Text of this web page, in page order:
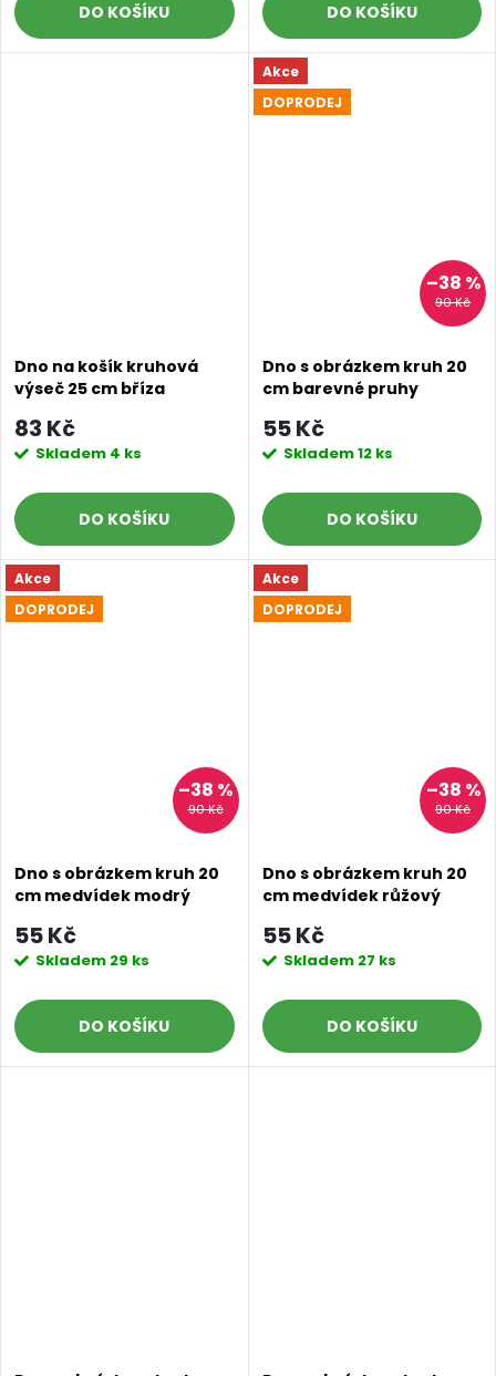
DO KOŠÍKU DO KOŠÍKU
Dno na košík kruhová
výseč 25 cm bříza
83 Kč
Skladem 4 ks
DO KOŠÍKU
Akce
DOPRODEJ
90 Kč
–38 %
Dno s obrázkem kruh 20
cm barevné pruhy
55 Kč
Skladem12 ks
DO KOŠÍKU
Akce
DOPRODEJ
90 Kč
–38 %
Dno s obrázkem kruh 20
cm medvídek modrý
55 Kč
Skladem 29 ks
DO KOŠÍKU
Akce
DOPRODEJ
90 Kč
–38 %
Dno s obrázkem kruh 20
cm medvídek růžový
55 Kč
Skladem 27 ks
DO KOŠÍKU